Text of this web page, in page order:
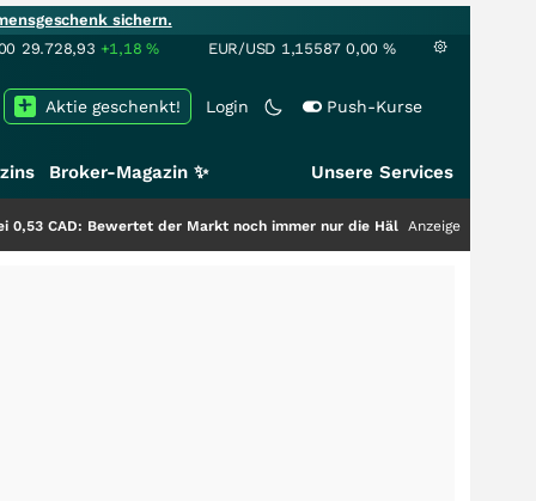
sichern.
29.728,93 +1,18% EUR/USD 1,15587 0,00 %
Login Push-Kurse
Aktie geschenkt!
Broker-Magazin ✨ Unsere Services
der Markt noch immer nur die Hälfte der Story? +++
Anzeige